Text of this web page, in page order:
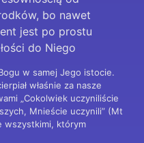
bo nawet
jest po prostu
do Niego
w samej Jego istocie.
właśnie za nasze
„Cokolwiek uczyniliście
Mnieście uczynili” (Mt
wszystkimi, którym